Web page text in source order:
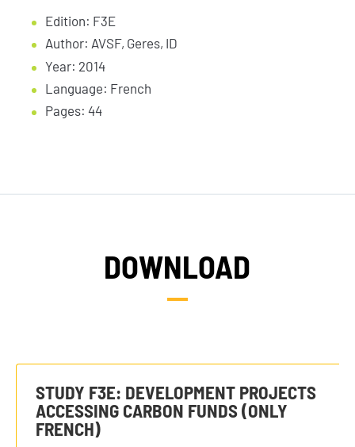
Edition: F3E
Author: AVSF, Geres, ID
Year: 2014
Language: French
Pages: 44
DOWNLOAD
STUDY F3E: DEVELOPMENT PROJECTS
ACCESSING CARBON FUNDS (ONLY
FRENCH)